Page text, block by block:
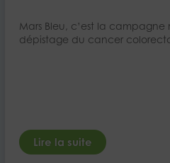
Mars Bleu, c’est la
dépistage du cancer
Lire la suite